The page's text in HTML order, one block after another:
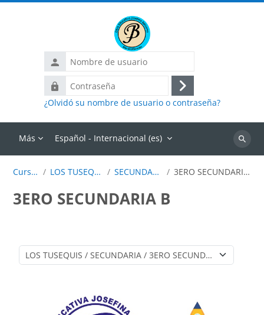
Nombre
de
usuario
Contraseña
Acceder
¿Olvidó su nombre de usuario o contraseña?
Más Español - Internacional ‎(es)‎
Buscar
Cursos LOS TUSEQUIS SECUNDARIA 3ERO SECUNDARIA B
3ERO SECUNDARIA B
Categorías